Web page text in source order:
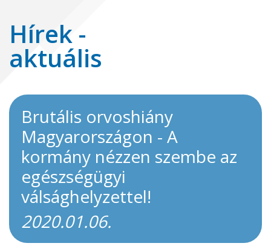
Hírek -
aktuális
Brutális orvoshiány
Magyarországon - A
kormány nézzen szembe az
egészségügyi
válsághelyzettel!
2020.01.06.